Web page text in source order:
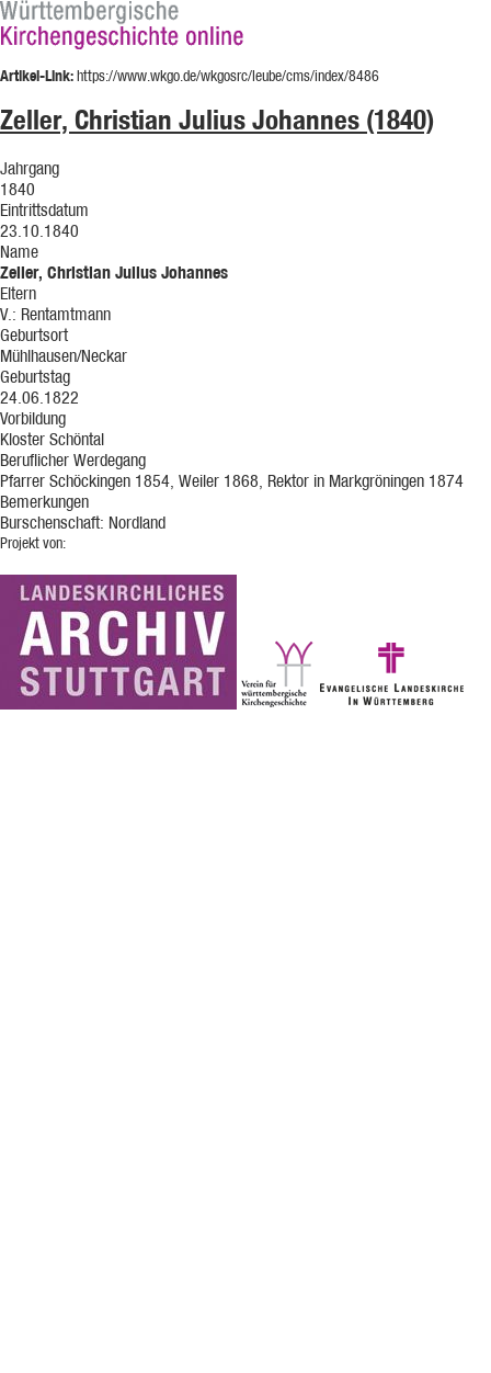
Artikel-Link:https://www.wkgo.de/wkgosrc/leube/cms/index/8486
Zeller, Christian Julius Johannes (1840)
Jahrgang
1840
Eintrittsdatum
23.10.1840
Name
Zeller, Christian Julius Johannes
Eltern
V.: Rentamtmann
Geburtsort
Mühlhausen/Neckar
Geburtstag
24.06.1822
Vorbildung
Kloster Schöntal
Beruflicher Werdegang
Pfarrer Schöckingen 1854, Weiler 1868, Rektor in Markgröningen 1874
Bemerkungen
Burschenschaft: Nordland
Projekt von: